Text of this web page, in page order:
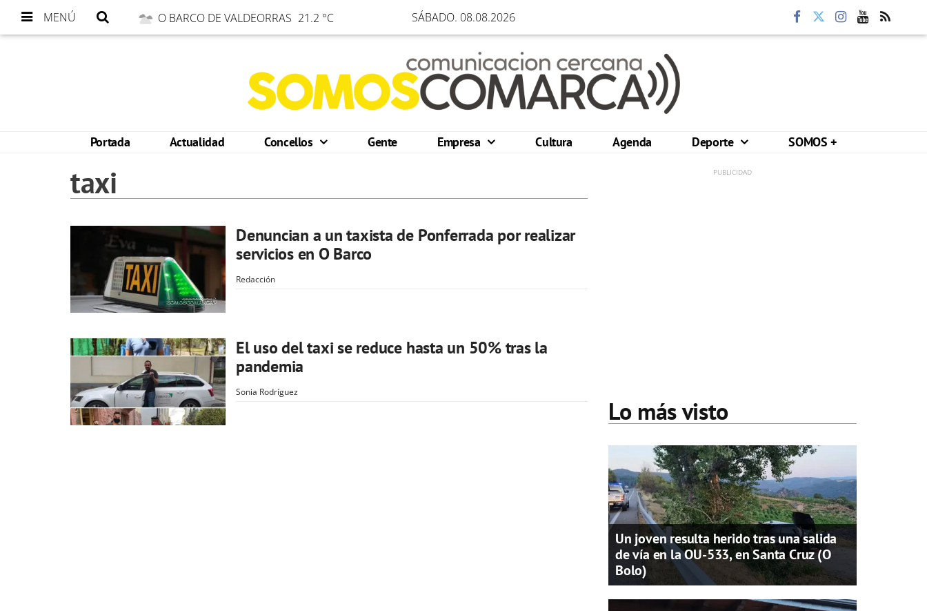
MENÚ O BARCO DE VALDEORRAS 21.2 °C SÁBADO. 08.08.2026
Portada Actualidad Concellos Gente Empresa Cultura Agenda Deporte SOMOS +
taxi
Denuncian a un taxista de Ponferrada por realizar
servicios en O Barco
Redacción
El uso del taxi se reduce hasta un 50% tras la
pandemia
Sonia Rodríguez
Lo más visto
Un joven resulta herido tras una salida
de vía en la OU-533, en Santa Cruz (O
Bolo)